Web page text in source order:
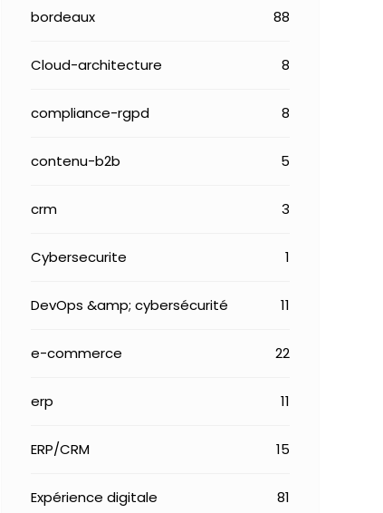
bordeaux 88
Cloud-architecture 8
compliance-rgpd 8
contenu-b2b 5
crm 3
Cybersecurite 1
DevOps &amp; cybersécurité 11
e-commerce 22
erp 11
ERP/CRM 15
Expérience digitale 81